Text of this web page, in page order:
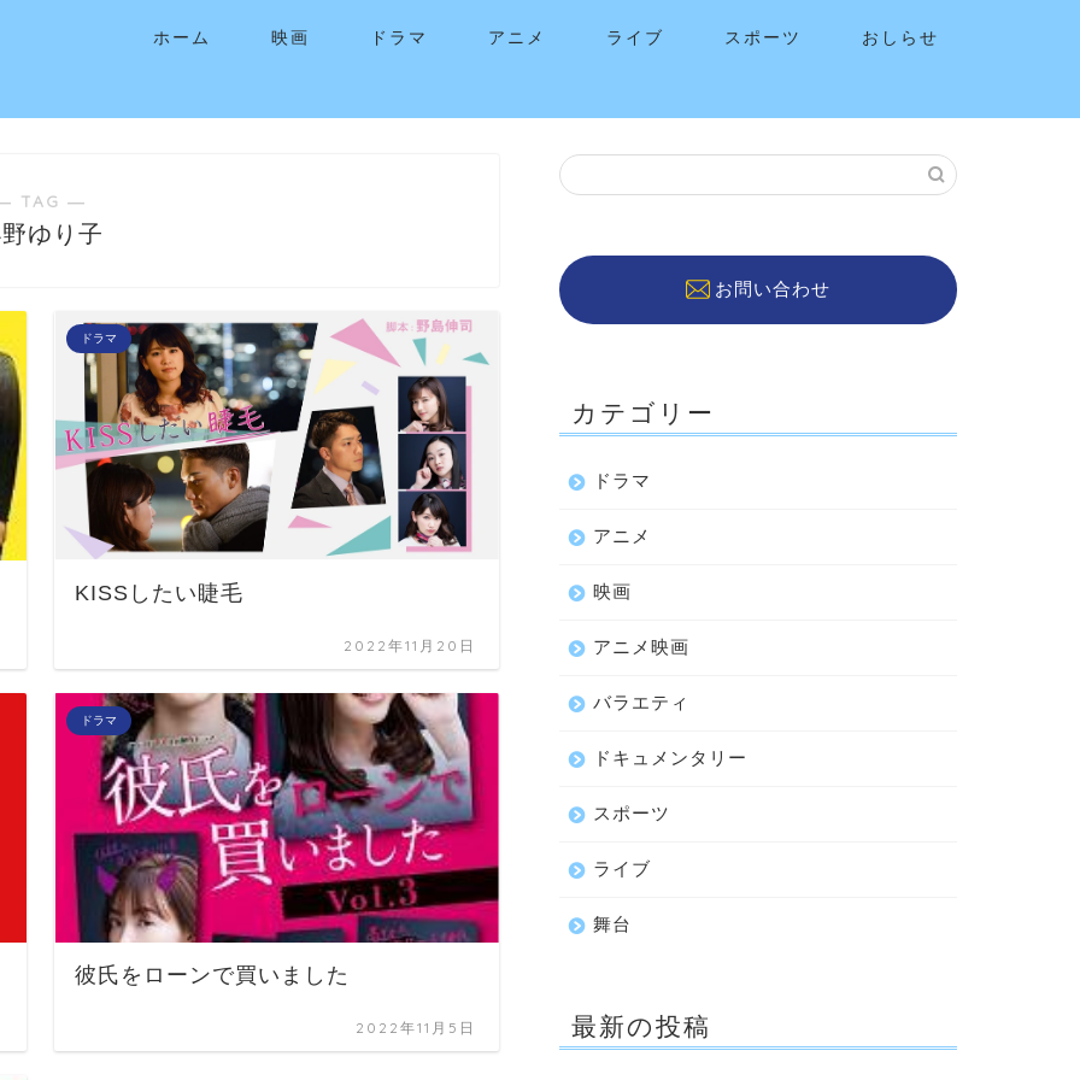
ホーム 映画 ドラマ アニメ ライブ スポーツ おしらせ
TAG ―
ゆり子
ドラマ
KISSしたい睫毛
2022年11月20日
ドラマ
彼氏をローンで買いました
2022年11月5日
お問い合わせ
カテゴリー
ドラマ
アニメ
映画
アニメ映画
バラエティ
ドキュメンタリー
スポーツ
ライブ
舞台
最新の投稿